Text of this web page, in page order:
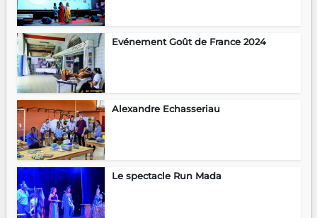
Evénement Goût de France 2024
Alexandre Echasseriau
Le spectacle Run Mada